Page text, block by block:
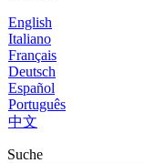
English
Italiano
Français
Deutsch
Español
Português
中文
Suche